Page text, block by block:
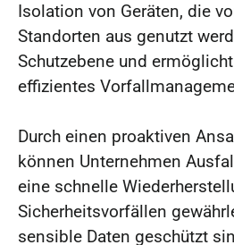
Isolation von Geräten, die
Standorten aus genutzt
Schutzebene und
effizientes
Durch einen proaktiven
können Unternehmen
eine schnelle
Sicherheitsvorfällen
sensible Daten geschützt